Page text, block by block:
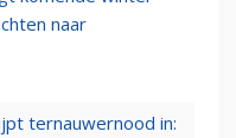
naar
ternauwernood in: